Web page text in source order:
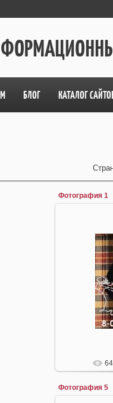
БЛОГ КАТАЛОГ
Фотография 1
Фотография 5